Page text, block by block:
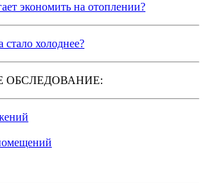
экономить на отоплении?
холоднее?
ОБСЛЕДОВАНИЕ: